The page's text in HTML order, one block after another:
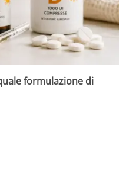
formulazione di